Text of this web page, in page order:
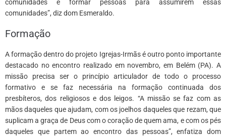
comunidades e formar pessoas para assumirem essas
comunidades”, diz dom Esmeraldo.
Formação
A formação dentro do projeto Igrejas-Irmãs é outro ponto importante
destacado no encontro realizado em novembro, em Belém (PA). A
missão precisa ser o princípio articulador de todo o processo
formativo e se faz necessária na formação continuada dos
presbíteros, dos religiosos e dos leigos. “A missão se faz com as
mãos daqueles que ajudam, com os joelhos daqueles que rezam, que
suplicam a graça de Deus com o coração de quem ama, e com os pés
daqueles que partem ao encontro das pessoas”, enfatiza dom